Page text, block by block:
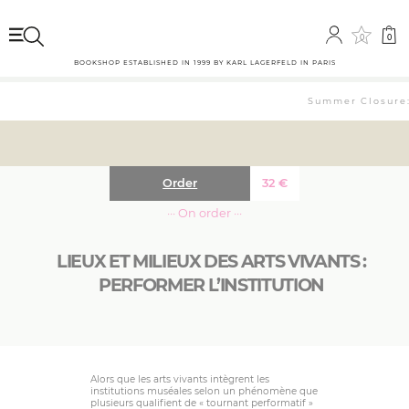
0 0
BOOKSHOP ESTABLISHED IN 1999 BY KARL LAGERFELD IN PARIS
Summer
LIEUX ET MILIEUX DES ARTS VIVANTS :
PERFORMER L’INSTITUTION
32 €
Order
··· On order ···
Alors que les arts vivants intègrent les
institutions muséales selon un phénomène que
plusieurs qualifient de « tournant performatif »